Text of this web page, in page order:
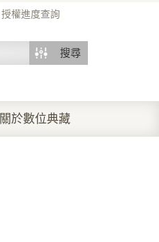
授權進度查詢
搜尋
關於數位典藏